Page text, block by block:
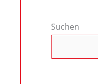
Suchen